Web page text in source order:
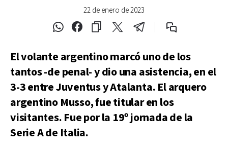
22 de enero de 2023
El volante argentino marcó uno de los
tantos -de penal- y dio una asistencia, en el
3-3 entre Juventus y Atalanta. El arquero
argentino Musso, fue titular en los
visitantes. Fue por la 19º jornada de la
Serie A de Italia.